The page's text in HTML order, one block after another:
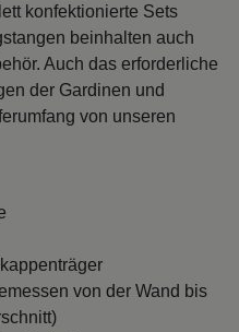
konfektionierte Sets
beinhalten auch
Auch das erforderliche
der Gardinen und
von unseren
von der Wand bis